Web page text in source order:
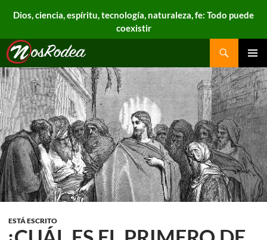
Dios, ciencia, espíritu, tecnología, naturaleza, fe: Todo puede
coexistir
Nos Rodea
Search
MENU
ESTÁ ESCRITO